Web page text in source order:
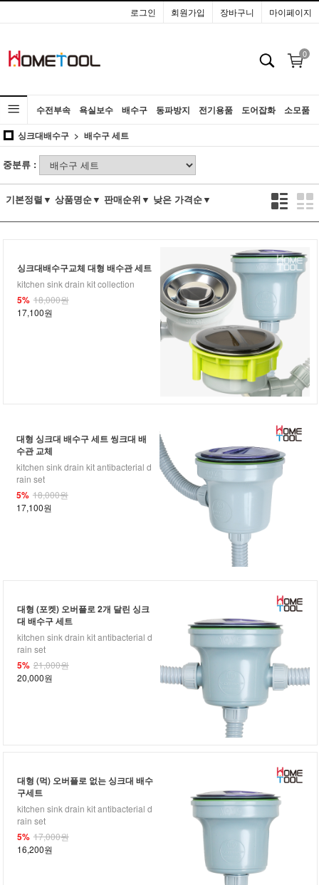
로그인 회원가입 장바구니 마이페이지
0
수전부속 욕실보수 배수구 동파방지 전기용품 도어잡화 소모품
공구싱크대배수구 배수구 세트
중분류 :
기본정렬▼ 상품명순▼ 판매순위▼ 낮은 가격순▼
싱크대배수구교체 대형 배수관 세트
kitchen sink drain kit collection
5% 18,000원
17,100원
대형 싱크대 배수구 세트 씽크대 배
수관 교체
kitchen sink drain kit antibacterial d
rain set
5% 18,000원
17,100원
대형 (포켓) 오버플로 2개 달린 싱크
대 배수구 세트
kitchen sink drain kit antibacterial d
rain set
5% 21,000원
20,000원
대형 (먹) 오버플로 없는 싱크대 배수
구세트
kitchen sink drain kit antibacterial d
rain set
5% 17,000원
16,200원